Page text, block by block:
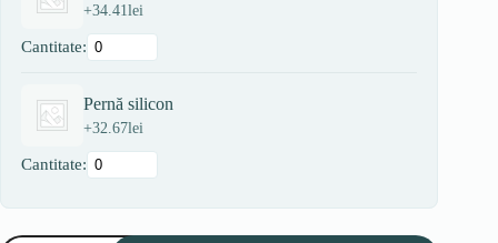
+34.41lei
Cantitate:
Pernă silicon
+32.67lei
Cantitate: